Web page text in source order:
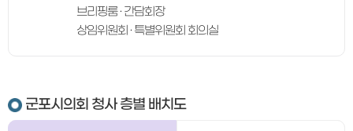
브리핑룸 · 간담회장
상임위원회 · 특별위원회 회의실
군포시의회 청사 층별 배치도